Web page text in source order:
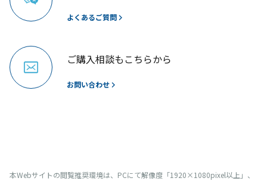
よくあるご質問
ご購入相談もこちらから
お問い合わせ
本Webサイトの閲覧推奨環境は、PCにて解像度「1920×1080pixel以上」、